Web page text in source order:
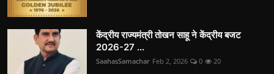
केंद्रीय राज्यमंत्री तोखन साहू ने केंद्रीय बजट
2026-27 ...
SaahasSamachar Feb 2, 2026 0 20